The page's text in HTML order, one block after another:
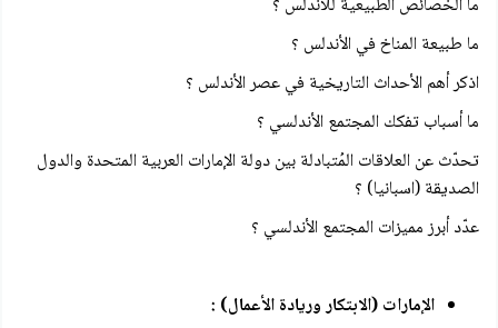
ما طبيعة المناخ في الأندلس ؟
اذكر أهم الأحداث التاريخية في عصر الأندلس ؟
ما أسباب تفكك المجتمع الأندلسي ؟
تحدّث عن العلاقات المُتبادلة بين دولة الإمارات العربية المتحدة والدول
الصديقة (اسبانيا) ؟
عدّد أبرز مميزات المجتمع الأندلسي ؟
الإمارات (الابتكار وريادة الأعمال) :